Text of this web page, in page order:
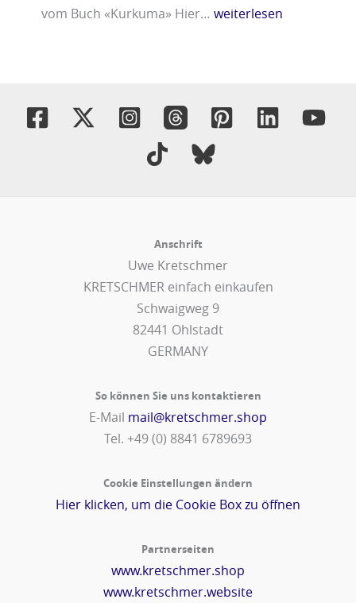
vom Buch «Kurkuma» Hier… weiterlesen
Anschrift
Uwe Kretschmer
KRETSCHMER einfach einkaufen
Schwaigweg 9
82441 Ohlstadt
GERMANY
So können Sie uns kontaktieren
E-Mail mail@kretschmer.shop
Tel. +49 (0) 8841 6789693‬
Cookie Einstellungen ändern
Hier klicken, um die Cookie Box zu öffnen
Partnerseiten
www.kretschmer.shop
www.kretschmer.website